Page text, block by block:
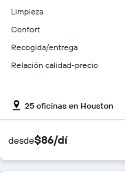
Limpieza
Confort
Recogida/entrega
Relación calidad-precio
25 oficinas en Houston
desde$86/dí